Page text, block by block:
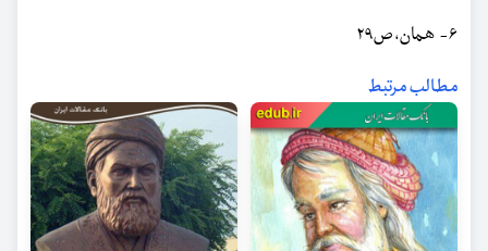
۶- همان، ص۲۹
مطالب مرتبط